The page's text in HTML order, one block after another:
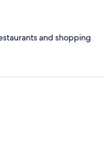
and shopping